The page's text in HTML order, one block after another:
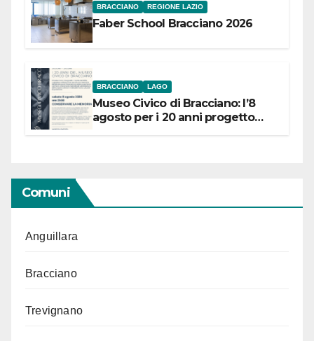
BRACCIANO REGIONE LAZIO
Faber School Bracciano 2026
BRACCIANO LAGO
Museo Civico di Bracciano: l’8
agosto per i 20 anni progetto
Comuni
Anguillara
Bracciano
Trevignano